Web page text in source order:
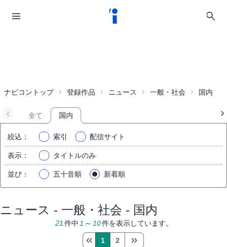
ナビコントップ 登録作品 ニュース 一般・社会 国内
全て 国内
絞込 ： 索引 配信サイト
表示 ： タイトルのみ
並び ： 五十音順 新着順
ニュース - 一般・社会 - 国内
21 件中 1 ～ 10件を表示しています。
1 2